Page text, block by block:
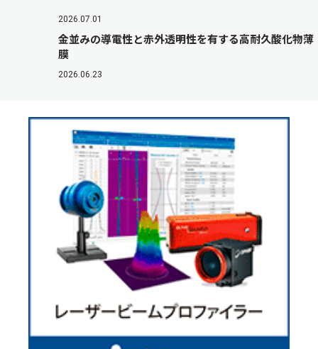
2026.07.01
金並みの導電性と赤外透明性を有する高耐久酸化物薄
膜
2026.06.23